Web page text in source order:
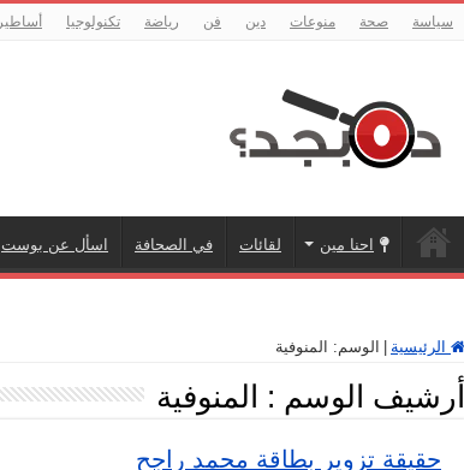
سياسة صحة منوعات دين فن رياضة تكنولوجيا أساطير
احنا مين لقائات في الصحافة اسأل عن بوست
الرئيسية الوسم: المنوفية
أرشيف الوسم : المنوفية
حقيقة تزوير بطاقة محمد راجح